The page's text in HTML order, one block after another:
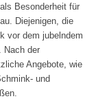
Besonderheit für
Diejenigen, die
vor dem jubelndem
Nach der
Angebote, wie
und